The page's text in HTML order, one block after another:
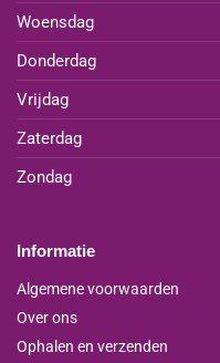
Woensdag
Donderdag
Vrijdag
Zaterdag
Zondag
Informatie
Algemene voorwaarden
Over ons
Ophalen en verzenden